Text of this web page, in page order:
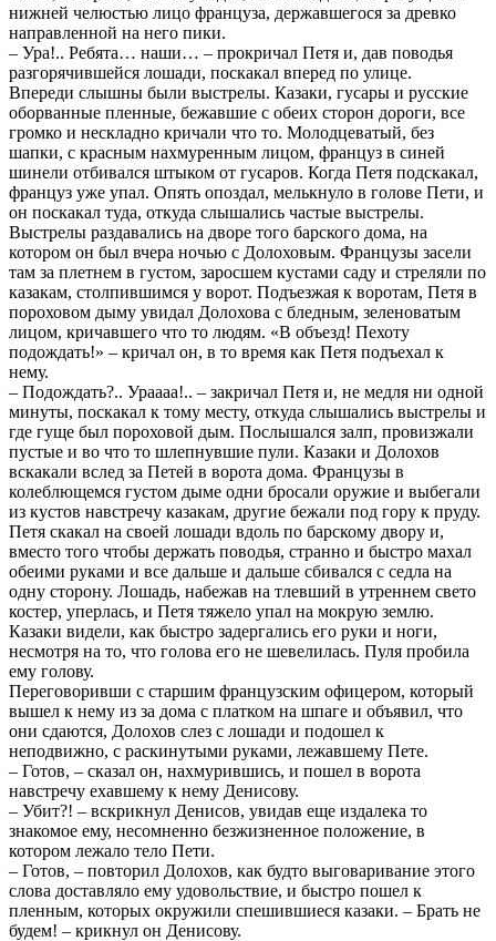
нижней челюстью лицо француза, державшегося за древко
направленной на него пики.
– Ура!.. Ребята… наши… – прокричал Петя и, дав поводья
разгорячившейся лошади, поскакал вперед по улице.
Впереди слышны были выстрелы. Казаки, гусары и русские
оборванные пленные, бежавшие с обеих сторон дороги, все
громко и нескладно кричали что то. Молодцеватый, без
шапки, с красным нахмуренным лицом, француз в синей
шинели отбивался штыком от гусаров. Когда Петя подскакал,
француз уже упал. Опять опоздал, мелькнуло в голове Пети, и
он поскакал туда, откуда слышались частые выстрелы.
Выстрелы раздавались на дворе того барского дома, на
котором он был вчера ночью с Долоховым. Французы засели
там за плетнем в густом, заросшем кустами саду и стреляли по
казакам, столпившимся у ворот. Подъезжая к воротам, Петя в
пороховом дыму увидал Долохова с бледным, зеленоватым
лицом, кричавшего что то людям. «В объезд! Пехоту
подождать!» – кричал он, в то время как Петя подъехал к
нему.
– Подождать?.. Ураааа!.. – закричал Петя и, не медля ни одной
минуты, поскакал к тому месту, откуда слышались выстрелы и
где гуще был пороховой дым. Послышался залп, провизжали
пустые и во что то шлепнувшие пули. Казаки и Долохов
вскакали вслед за Петей в ворота дома. Французы в
колеблющемся густом дыме одни бросали оружие и выбегали
из кустов навстречу казакам, другие бежали под гору к пруду.
Петя скакал на своей лошади вдоль по барскому двору и,
вместо того чтобы держать поводья, странно и быстро махал
обеими руками и все дальше и дальше сбивался с седла на
одну сторону. Лошадь, набежав на тлевший в утреннем свето
костер, уперлась, и Петя тяжело упал на мокрую землю.
Казаки видели, как быстро задергались его руки и ноги,
несмотря на то, что голова его не шевелилась. Пуля пробила
ему голову.
Переговоривши с старшим французским офицером, который
вышел к нему из за дома с платком на шпаге и объявил, что
они сдаются, Долохов слез с лошади и подошел к
неподвижно, с раскинутыми руками, лежавшему Пете.
– Готов, – сказал он, нахмурившись, и пошел в ворота
навстречу ехавшему к нему Денисову.
– Убит?! – вскрикнул Денисов, увидав еще издалека то
знакомое ему, несомненно безжизненное положение, в
котором лежало тело Пети.
– Готов, – повторил Долохов, как будто выговаривание этого
слова доставляло ему удовольствие, и быстро пошел к
пленным, которых окружили спешившиеся казаки. – Брать не
будем! – крикнул он Денисову.